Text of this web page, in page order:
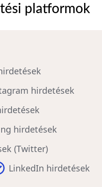
platformok
hirdetések
hirdetések
(Twitter)
LinkedIn hirdetések